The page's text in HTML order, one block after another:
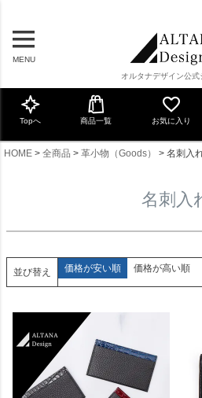
MENU
オルタナデザイン公式
Topへ 商品一覧 お気に入り
HOME 全商品 革小物（Goods） 名刺入
名刺入
並び替え 価格が安い順 価格が高い順